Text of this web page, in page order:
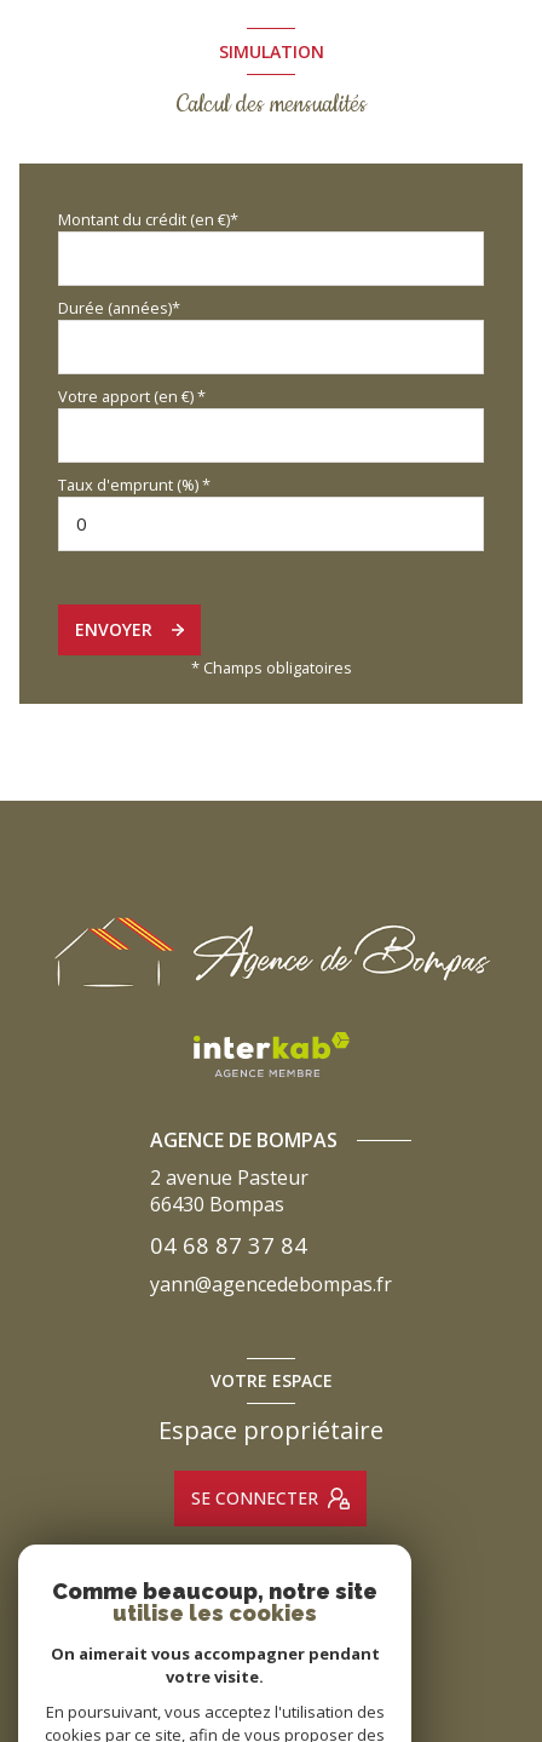
SIMULATION
Calcul des mensualités
Montant du crédit (en €)*
Durée (années)*
Votre apport (en €) *
Taux d'emprunt (%) *
ENVOYER
* Champs obligatoires
AGENCE DE BOMPAS
2 avenue Pasteur
66430 Bompas
04 68 87 37 84
yann@agencedebompas.fr
VOTRE ESPACE
Espace propriétaire
SE CONNECTER
ADHÉRENTS
Nous adhérons
Comme beaucoup, notre site
utilise les cookies
On aimerait vous accompagner pendant
votre visite.
En poursuivant, vous acceptez l'utilisation des
cookies par ce site, afin de vous proposer des